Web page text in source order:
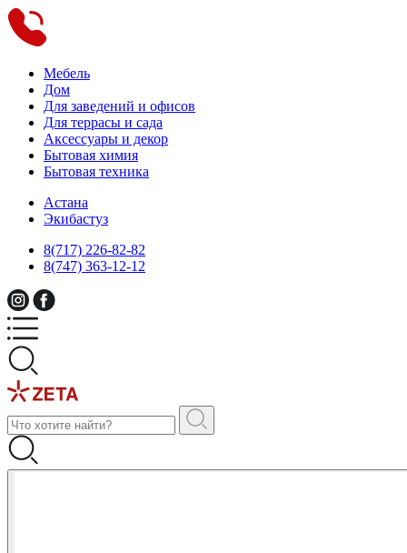
Мебель
Дом
Для заведений и офисов
Для террасы и сада
Аксессуары и декор
Бытовая химия
Бытовая техника
Астана
Экибастуз
8(717) 226-82-82
8(747) 363-12-12